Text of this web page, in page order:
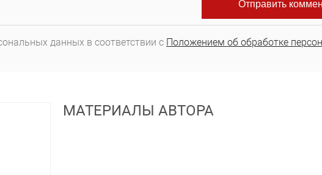
данных в соответствии с Положением об обработке
МАТЕРИАЛЫ АВТОРА